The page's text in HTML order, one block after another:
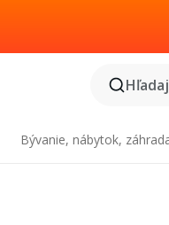
Bývanie, nábytok,